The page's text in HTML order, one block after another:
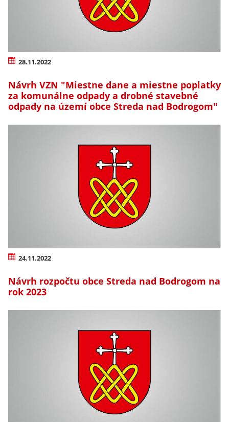
28.11.2022
Návrh VZN "Miestne dane a miestne poplatky
za komunálne odpady a drobné stavebné
odpady na území obce Streda nad Bodrogom"
24.11.2022
Návrh rozpočtu obce Streda nad Bodrogom na
rok 2023